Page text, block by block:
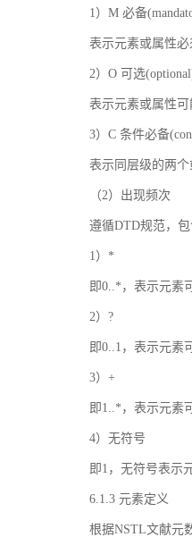
1）M 必备
表示元素或属性
2）O 可选
表示元素或属性
3）C 条件必备
表示同层级的两
（2）出现频次
遵循DTD规范，
1）*
即0..*，表示元素
2）?
即0..1，表示元素
3）+
即1..*，表示元素
4）无符号
即1，无符号表示
6.1.3 元素定义
根据NSTL文献元